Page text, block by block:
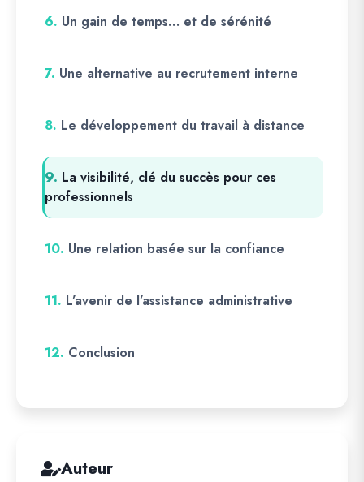
6. Un gain de temps… et de sérénité
7. Une alternative au recrutement interne
8. Le développement du travail à distance
9. La visibilité, clé du succès pour ces
professionnels
10. Une relation basée sur la confiance
11. L’avenir de l’assistance administrative
12. Conclusion
Auteur